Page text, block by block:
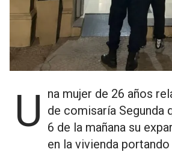
Una mujer de 26 años relató al personal de comisaría Segunda
6 de la mañana su
en la vivienda